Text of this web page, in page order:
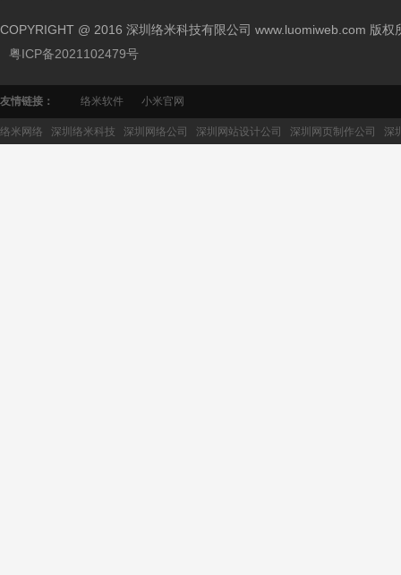
COPYRIGHT @ 2016 深圳络米科技有限公司 www.luomiweb.com 版权
粤ICP备2021102479号
友情链接： 络米软件 小米官网
络米网络 深圳络米科技 深圳网络公司 深圳网站设计公司 深圳网页制作公司 深